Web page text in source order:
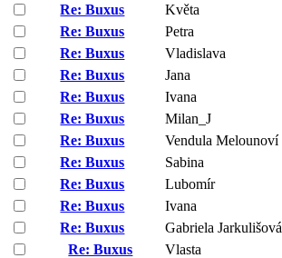
Re: Buxus
Květa
Re: Buxus
Petra
Re: Buxus
Vladislava
Re: Buxus
Jana
Re: Buxus
Ivana
Re: Buxus
Milan_J
Re: Buxus
Vendula Melounoví
Re: Buxus
Sabina
Re: Buxus
Lubomír
Re: Buxus
Ivana
Re: Buxus
Gabriela Jarkulišová
Re: Buxus
Vlasta